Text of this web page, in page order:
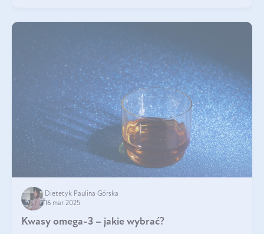
Dietetyk Paulina Górska
16 mar 2025
Kwasy omega-3 – jakie wybrać?